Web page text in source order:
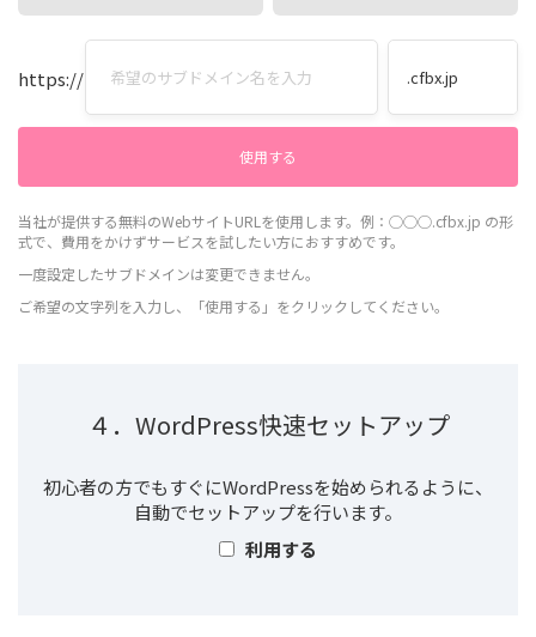
https://
当社が提供する無料のWebサイトURLを使用します。例：◯◯◯.cfbx.jp の形
式で、費用をかけずサービスを試したい方におすすめです。
一度設定したサブドメインは変更できません。
ご希望の文字列を入力し、「使用する」をクリックしてください。
４．WordPress快速セットアップ
初心者の方でもすぐにWordPressを始められるように、
自動でセットアップを行います。
利用する